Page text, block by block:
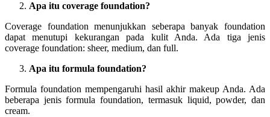
Apa itu coverage foundation?
Coverage foundation menunjukkan seberapa banyak foundation
dapat menutupi kekurangan pada kulit Anda. Ada tiga jenis
coverage foundation: sheer, medium, dan full.
Apa itu formula foundation?
Formula foundation mempengaruhi hasil akhir makeup Anda. Ada
beberapa jenis formula foundation, termasuk liquid, powder, dan
cream.